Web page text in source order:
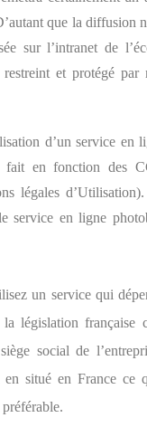
que la diffusion
sur l’intranet de
restreint et protégé par
d’un service en
fait en fonction des
légales
service en ligne
un service qui
la législation française
social de
en situé en France ce
préférable.